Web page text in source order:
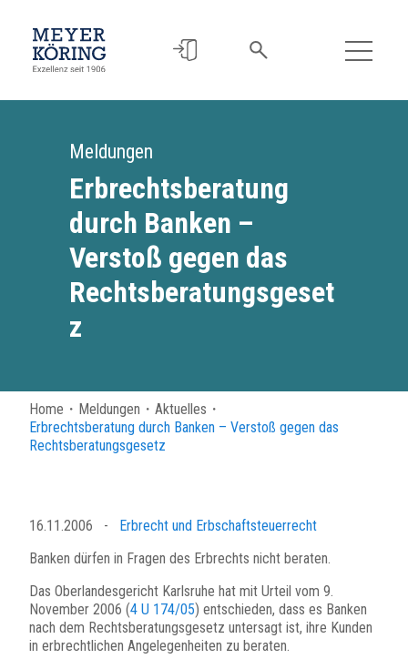
Meldungen
Erbrechtsberatung
durch Banken –
Verstoß gegen das
Rechtsberatungsgeset
z
Home ・ Meldungen ・ Aktuelles ・
Erbrechtsberatung durch Banken – Verstoß gegen das
Rechtsberatungsgesetz
16.11.2006 -
Erbrecht und Erbschaftsteuerrecht
Banken dürfen in Fragen des Erbrechts nicht beraten.
Das Oberlandesgericht Karlsruhe hat mit Urteil vom 9.
November 2006 (4 U 174/05) entschieden, dass es Banken
nach dem Rechtsberatungsgesetz untersagt ist, ihre Kunden
in erbrechtlichen Angelegenheiten zu beraten.